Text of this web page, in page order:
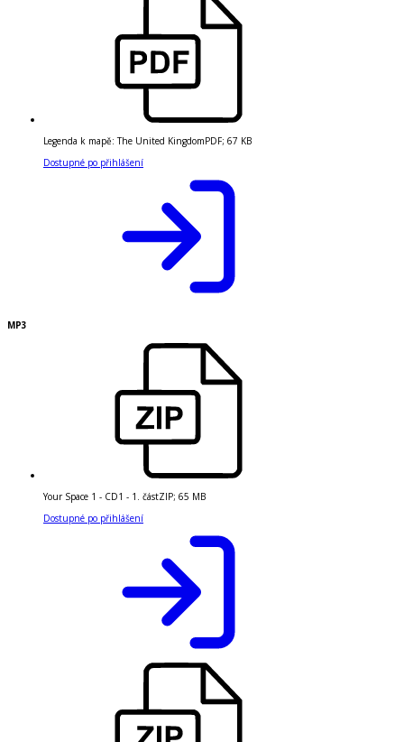
Legenda k mapě: The United KingdomPDF; 67 KB
Dostupné po přihlášení
MP3
Your Space 1 - CD1 - 1. částZIP; 65 MB
Dostupné po přihlášení